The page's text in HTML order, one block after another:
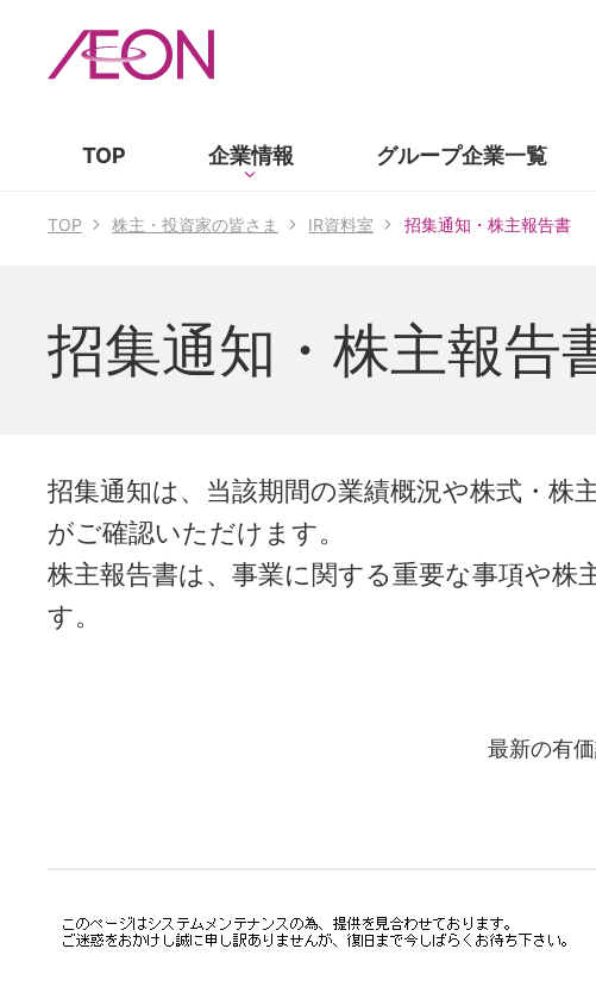
TOP 企業情報 グループ企業一覧
TOP 株主・投資家の皆さま IR資料室 招集通知・株主報告書
招集通知・株主報告
招集通知は、当該期間の業績概況や株式・株
がご確認いただけます。
株主報告書は、事業に関する重要な事項や
す。
最新の有